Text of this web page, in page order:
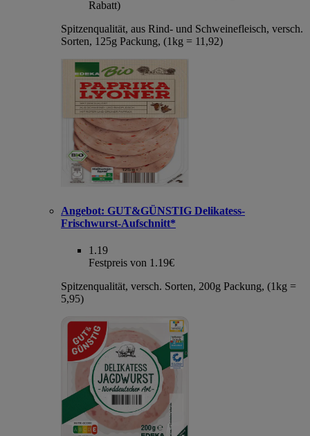
Rabatt)
Spitzenqualität, aus Rind- und Schweinefleisch, versch.
Sorten, 125g Packung, (1kg = 11,92)
Angebot: GUT&GÜNSTIG Delikatess-
Frischwurst-Aufschnitt*
1.19
Festpreis von 1.19€
Spitzenqualität, versch. Sorten, 200g Packung, (1kg =
5,95)